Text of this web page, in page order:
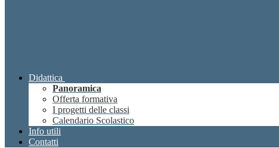
Didattica
Panoramica
Offerta formativa
I progetti delle classi
Calendario Scolastico
Info utili
Contatti